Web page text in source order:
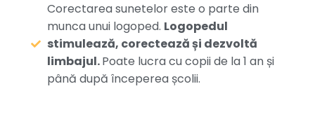
Corectarea sunetelor este o parte din
munca unui logoped. Logopedul
stimulează, corectează și dezvoltă
limbajul.Poate lucra cu copii de la 1 an și
până după începerea școlii.